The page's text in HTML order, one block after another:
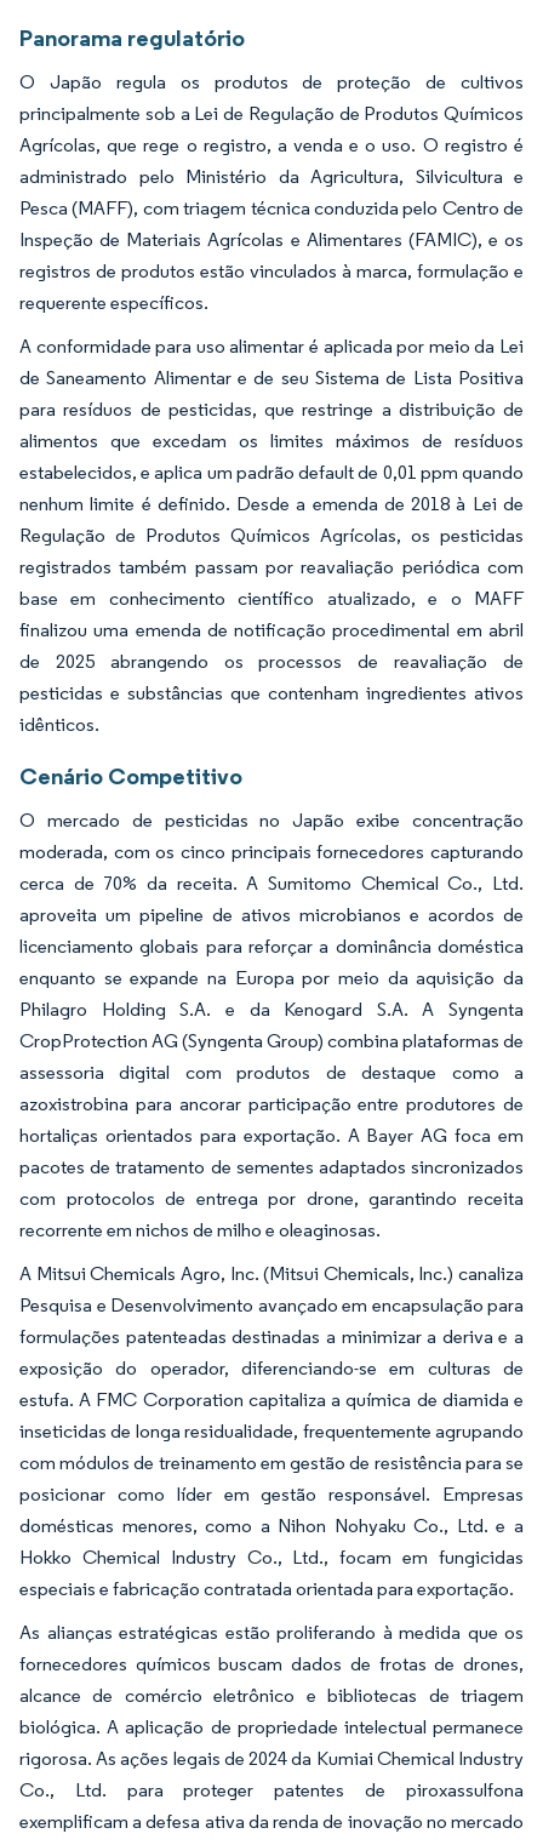
Panorama regulatório
O Japão regula os produtos de proteção de cultivos
principalmente sob a Lei de Regulação de Produtos Químicos
Agrícolas, que rege o registro, a venda e o uso. O registro é
administrado pelo Ministério da Agricultura, Silvicultura e
Pesca (MAFF), com triagem técnica conduzida pelo Centro de
Inspeção de Materiais Agrícolas e Alimentares (FAMIC), e os
registros de produtos estão vinculados à marca, formulação e
requerente específicos.
A conformidade para uso alimentar é aplicada por meio da Lei
de Saneamento Alimentar e de seu Sistema de Lista Positiva
para resíduos de pesticidas, que restringe a distribuição de
alimentos que excedam os limites máximos de resíduos
estabelecidos, e aplica um padrão default de 0,01 ppm quando
nenhum limite é definido. Desde a emenda de 2018 à Lei de
Regulação de Produtos Químicos Agrícolas, os pesticidas
registrados também passam por reavaliação periódica com
base em conhecimento científico atualizado, e o MAFF
finalizou uma emenda de notificação procedimental em abril
de 2025 abrangendo os processos de reavaliação de
pesticidas e substâncias que contenham ingredientes ativos
idênticos.
Cenário Competitivo
O mercado de pesticidas no Japão exibe concentração
moderada, com os cinco principais fornecedores capturando
cerca de 70% da receita. A Sumitomo Chemical Co., Ltd.
aproveita um pipeline de ativos microbianos e acordos de
licenciamento globais para reforçar a dominância doméstica
enquanto se expande na Europa por meio da aquisição da
Philagro Holding S.A. e da Kenogard S.A. A Syngenta
CropProtection AG (Syngenta Group) combina plataformas de
assessoria digital com produtos de destaque como a
azoxistrobina para ancorar participação entre produtores de
hortaliças orientados para exportação. A Bayer AG foca em
pacotes de tratamento de sementes adaptados sincronizados
com protocolos de entrega por drone, garantindo receita
recorrente em nichos de milho e oleaginosas.
A Mitsui Chemicals Agro, Inc. (Mitsui Chemicals, Inc.) canaliza
Pesquisa e Desenvolvimento avançado em encapsulação para
formulações patenteadas destinadas a minimizar a deriva e a
exposição do operador, diferenciando-se em culturas de
estufa. A FMC Corporation capitaliza a química de diamida e
inseticidas de longa residualidade, frequentemente agrupando
com módulos de treinamento em gestão de resistência para se
posicionar como líder em gestão responsável. Empresas
domésticas menores, como a Nihon Nohyaku Co., Ltd. e a
Hokko Chemical Industry Co., Ltd., focam em fungicidas
especiais e fabricação contratada orientada para exportação.
As alianças estratégicas estão proliferando à medida que os
fornecedores químicos buscam dados de frotas de drones,
alcance de comércio eletrônico e bibliotecas de triagem
biológica. A aplicação de propriedade intelectual permanece
rigorosa. As ações legais de 2024 da Kumiai Chemical Industry
Co., Ltd. para proteger patentes de piroxassulfona
exemplificam a defesa ativa da renda de inovação no mercado